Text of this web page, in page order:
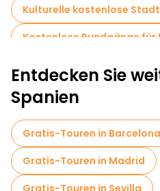
Kulturelle kostenlose
Kostenlose Rundgänge für
Fototouren in Altea
Entdecken Sie
Spanien
Gratis-Touren in Barcelona
Gratis-Touren in Madrid
Gratis-Touren in Sevilla